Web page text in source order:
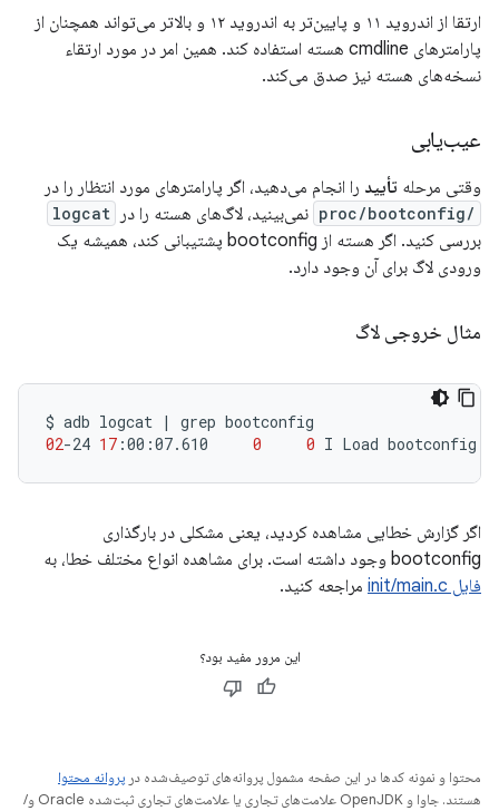
ارتقا از اندروید ۱۱ و پایین‌تر به اندروید ۱۲ و بالاتر می‌تواند همچنان از
پارامترهای cmdline هسته استفاده کند. همین امر در مورد ارتقاء
نسخه‌های هسته نیز صدق می‌کند.
عیب‌یابی
وقتی مرحله تأیید را انجام می‌دهید، اگر پارامترهای مورد انتظار را در
/proc/bootconfig نمی‌بینید، لاگ‌های هسته را در logcat
بررسی کنید. اگر هسته از bootconfig پشتیبانی کند، همیشه یک
ورودی لاگ برای آن وجود دارد.
مثال خروجی لاگ
$ adb logcat | grep
02-24 17 :00:07.610 0 0 I Load bootconfig:
اگر گزارش خطایی مشاهده کردید، یعنی مشکلی در بارگذاری
bootconfig وجود داشته است. برای مشاهده انواع مختلف خطا، به
فایل init/main.c
مراجعه کنید.
این مرور مفید بود؟
محتوا و نمونه کدها در این صفحه مشمول پروانه‌های توصیف‌شده در پروانه محتوا
هستند. جاوا و OpenJDK علامت‌های تجاری یا علامت‌های تجاری ثبت‌شده Oracle و/